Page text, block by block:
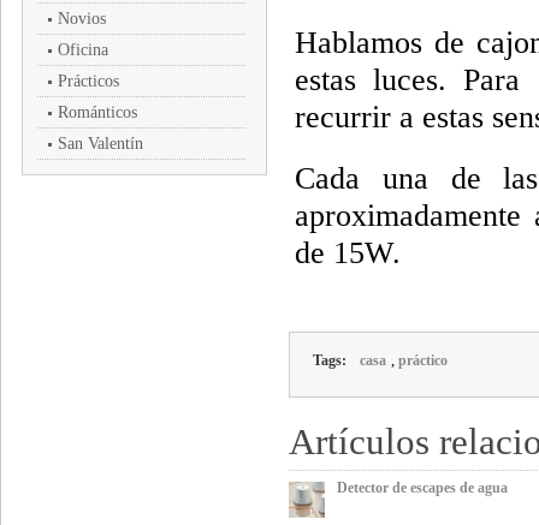
Novios
Oficina
Prácticos
Románticos
San Valentín
Hablamos de
estas luces.
recurrir a estas
Cada una de
de 15W.
Tags: casa , práctico
Artículos
Detector de escapes de agua